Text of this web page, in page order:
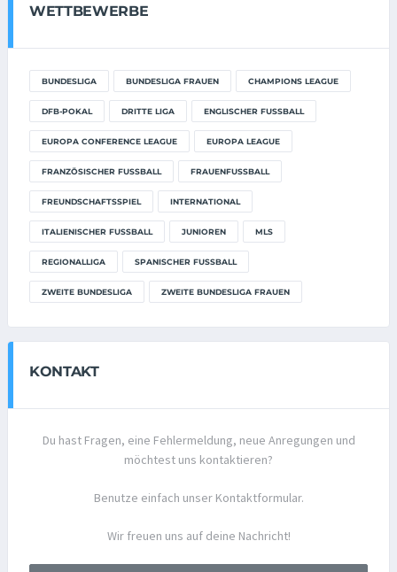
WETTBEWERBE
BUNDESLIGA BUNDESLIGA FRAUEN CHAMPIONS LEAGUE
DFB-POKAL DRITTE LIGA ENGLISCHER FUSSBALL
EUROPA CONFERENCE LEAGUE EUROPA LEAGUE
FRANZÖSISCHER FUSSBALL FRAUENFUSSBALL
FREUNDSCHAFTSSPIEL INTERNATIONAL
ITALIENISCHER FUSSBALL JUNIOREN MLS
REGIONALLIGA SPANISCHER FUSSBALL
ZWEITE BUNDESLIGA ZWEITE BUNDESLIGA FRAUEN
KONTAKT
Du hast Fragen, eine Fehlermeldung, neue Anregungen und
möchtest uns kontaktieren?
Benutze einfach unser Kontaktformular.
Wir freuen uns auf deine Nachricht!